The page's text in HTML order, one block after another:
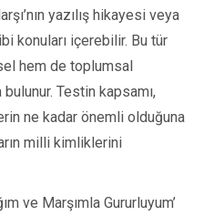
yazılış hikayesi veya
konuları içerebilir. Bu tür
hem de toplumsal
Testin kapsamı,
ne kadar önemli olduğuna
milli kimliklerini
ve Marşımla Gururluyum’